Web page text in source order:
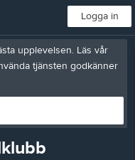
Logga in
upplevelsen. Läs vår
tjänsten godkänner